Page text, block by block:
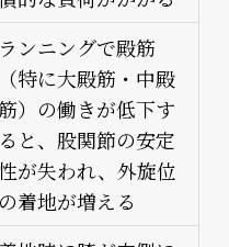
ランニングで殿筋
（特に大殿筋・中殿
）の働きが低下す
ると、股関節の安定
が失われ、外旋位
の着地が増える